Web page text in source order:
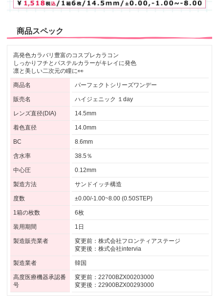
商品スペック
高発色カラバリ豊富のコスプレカラコン
しっかりフチとパステルカラーがキレイに発色
凛と美しい二次元の瞳に👀
商品名 パーフェクトシリーズワンデー
販売名 ハイジェニック １day
レンズ直径(DIA) 14.5mm
着色直径 14.0mm
BC 8.6mm
含水率 38.5％
中心圧 0.12mm
製造方法 サンドイッチ構造
度数 ±0.00/-1.00~8.00 (0.50STEP)
1箱の枚数 6枚
装用期間 1日
製造販売業者
変更前：株式会社フロンティアステージ
変更後：株式会社intervia
製造業者 韓国
高度医療機器承認番
号
変更前：22700BZX00203000
変更後：22900BZX00293000